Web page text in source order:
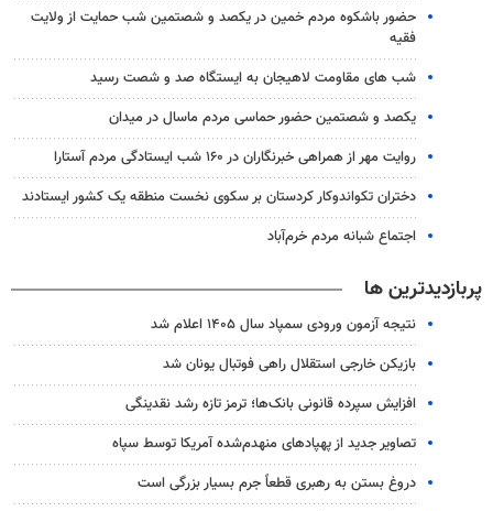
حضور باشکوه مردم خمین در یکصد و شصتمین شب حمایت از ولایت
فقیه
شب های مقاومت لاهیجان به ایستگاه صد و شصت رسید
یکصد و شصتمین حضور حماسی مردم ماسال در میدان
روایت مهر از همراهی خبرنگاران در ۱۶۰ شب ایستادگی مردم آستارا
دختران تکواندوکار کردستان بر سکوی نخست منطقه یک کشور ایستادند
اجتماع شبانه مردم خرم‌آباد
پربازدیدترین ها
نتیجه آزمون ورودی سمپاد سال ۱۴۰۵ اعلام شد
بازیکن خارجی استقلال راهی فوتبال یونان شد
افزایش سپرده قانونی بانک‌ها؛ ترمز تازه رشد نقدینگی
تصاویر جدید از پهپادهای منهدم‌شده آمریکا توسط سپاه
دروغ بستن به رهبری قطعاً جرم بسیار بزرگی است